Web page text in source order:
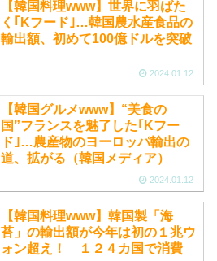
【韓国料理www】世界に羽ばた
く｢Kフード｣…韓国農水産食品の
輸出額、初めて100億ドルを突破
2024.01.12
【韓国グルメwww】“美食の
国”フランスを魅了した｢Kフー
ド｣…農産物のヨーロッパ輸出の
道、拡がる（韓国メディア）
2024.01.12
【韓国料理www】韓国製「海
苔」の輸出額が今年は初の１兆ウ
ォン超え！ １２４カ国で消費